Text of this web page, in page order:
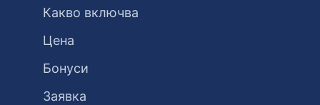
Какво включва
Цена
Бонуси
Заявка